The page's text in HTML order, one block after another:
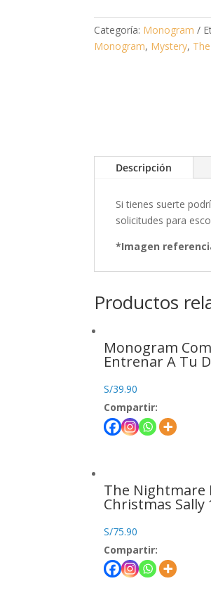
Categoría: Monogram
Monogram, Mystery,
Descripción
Si tienes suerte
solicitudes para
*Imagen
Productos
Monogram
Entrenar A Tu
S/39.90
Compartir:
The Nightmare
Christmas Sally
S/75.90
Compartir: